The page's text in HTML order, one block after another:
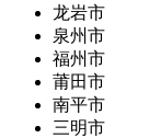
龙岩市
泉州市
福州市
莆田市
南平市
三明市